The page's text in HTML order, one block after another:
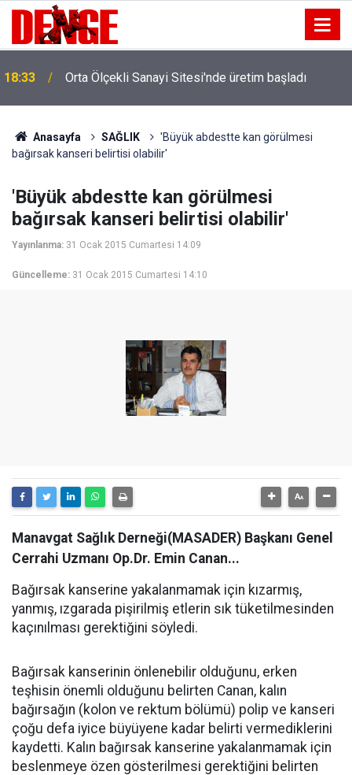
18:33 Orta Ölçekli Sanayi Sitesi'nde üretim başladı
Anasayfa SAĞLIK
'Büyük abdestte kan görülmesi
bağırsak kanseri belirtisi olabilir'
'Büyük abdestte kan görülmesi
bağırsak kanseri belirtisi olabilir'
Yayınlanma: 31 Ocak 2015 Cumartesi 14:09
Güncelleme: 31 Ocak 2015 Cumartesi 14:10
Manavgat Sağlık Derneği(MASADER) Başkanı Genel
Cerrahi Uzmanı Op.Dr. Emin Canan...
Bağırsak kanserine yakalanmamak için kızarmış,
yanmış, ızgarada pişirilmiş etlerin sık tüketilmesinden
kaçınılması gerektiğini söyledi.
Bağırsak kanserinin önlenebilir olduğunu, erken
teşhisin önemli olduğunu belirten Canan, kalın
bağırsağın (kolon ve rektum bölümü) polip ve kanseri
çoğu defa iyice büyüyene kadar belirti vermediklerini
kaydetti. Kalın bağırsak kanserine yakalanmamak için
beslenmeye özen gösterilmesi gerektiğini belirten